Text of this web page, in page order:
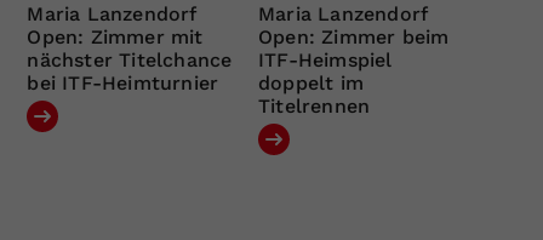
Maria Lanzendorf
Open: Zimmer mit
nächster Titelchance
bei ITF-Heimturnier
Maria Lanzendorf
Open: Zimmer beim
ITF-Heimspiel
doppelt im
Titelrennen